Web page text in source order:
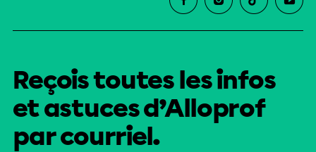
Reçois toutes les infos
et astuces d’Alloprof
par courriel.